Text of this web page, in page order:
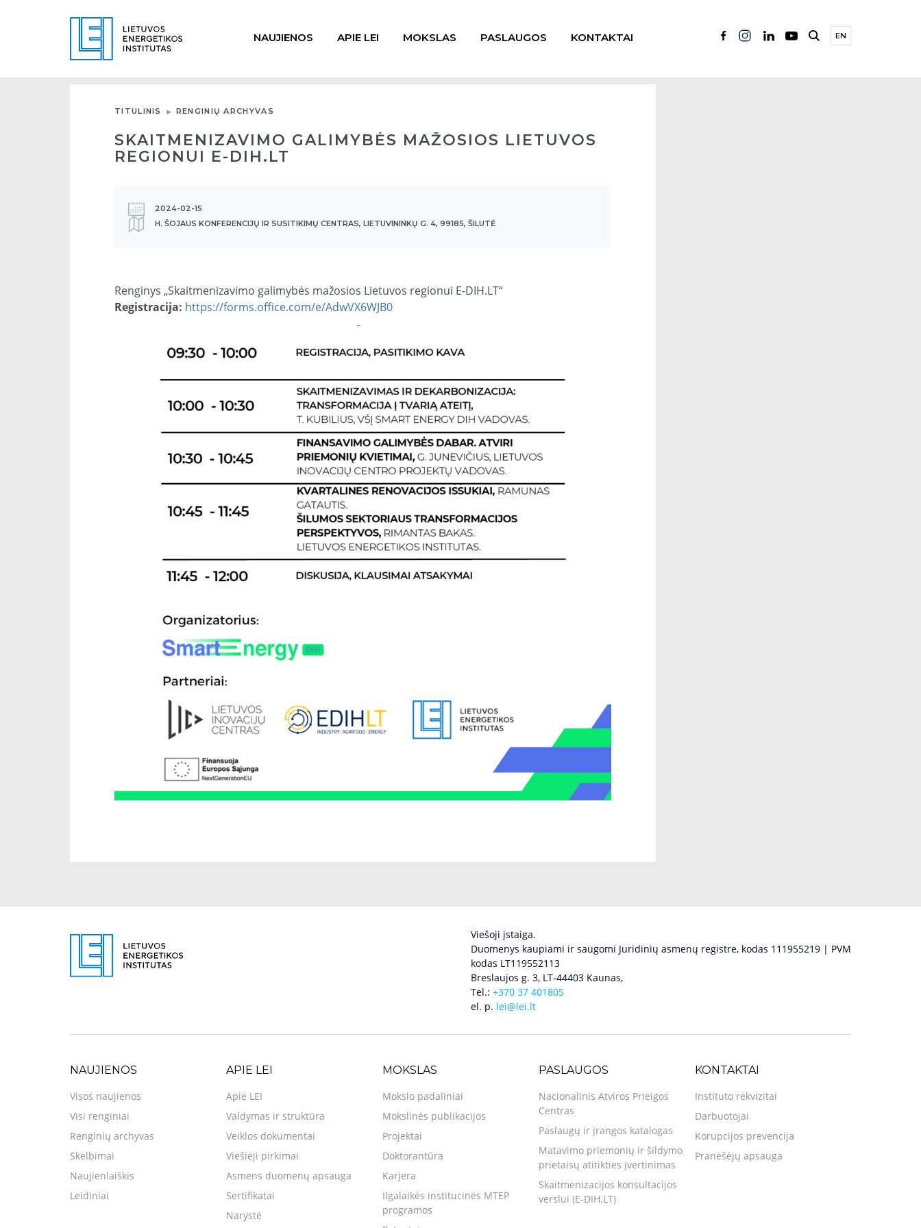
NAUJIENOS APIE LEI MOKSLAS PASLAUGOS KONTAKTAI EN
TITULINIS RENGINIŲ ARCHYVAS
SKAITMENIZAVIMO GALIMYBĖS MAŽOSIOS LIETUVOS
REGIONUI E-DIH.LT
2024-02-15
H. ŠOJAUS KONFERENCIJŲ IR SUSITIKIMŲ CENTRAS, LIETUVININKŲ G. 4, 99185, ŠILUTĖ
Renginys „Skaitmenizavimo galimybės mažosios Lietuvos regionui E-DIH.LT“
Registracija: https://forms.office.com/e/AdwVX6WJB0
Viešoji įstaiga.
Duomenys kaupiami ir saugomi Juridinių asmenų registre, kodas 111955219 | PVM
kodas LT119552113
Breslaujos g. 3, LT-44403 Kaunas,
Tel.: +370 37 401805
el. p. lei@lei.lt
NAUJIENOS
Visos naujienos
Visi renginiai
Renginių archyvas
Skelbimai
Naujienlaiškis
Leidiniai
APIE LEI
Apie LEI
Valdymas ir struktūra
Veiklos dokumentai
Viešieji pirkimai
Asmens duomenų apsauga
Sertifikatai
Narystė
MOKSLAS
Mokslo padaliniai
Mokslinės publikacijos
Projektai
Doktorantūra
Karjera
Ilgalaikės institucinės MTEP
programos
PASLAUGOS
Nacionalinis Atviros Prieigos
Centras
Paslaugų ir įrangos katalogas
Matavimo priemonių ir šildymo
prietaisų atitikties įvertinimas
Skaitmenizacijos konsultacijos
verslui (E-DIH.LT)
KONTAKTAI
Instituto rekvizitai
Darbuotojai
Korupcijos prevencija
Pranešėjų apsauga